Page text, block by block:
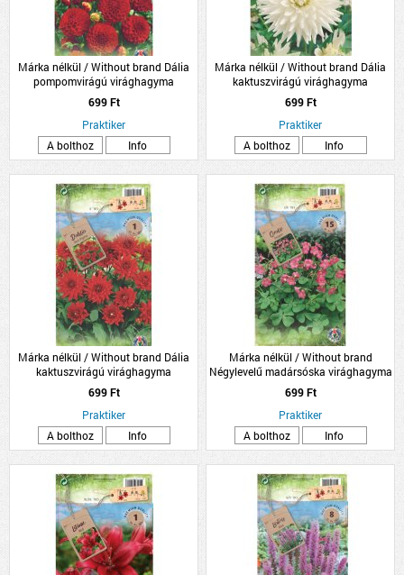
Márka nélkül / Without brand Dália
pompomvirágú virághagyma
1db/csomag piros
699 Ft
Praktiker
A bolthoz
Info
Márka nélkül / Without brand Dália
kaktuszvirágú virághagyma
1db/csomag fehér
699 Ft
Praktiker
A bolthoz
Info
Márka nélkül / Without brand Dália
kaktuszvirágú virághagyma
1db/csomag piros
699 Ft
Praktiker
A bolthoz
Info
Márka nélkül / Without brand
Négylevelű madársóska virághagyma
15db/csomag
699 Ft
Praktiker
A bolthoz
Info